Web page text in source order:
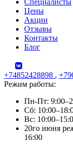
Специалисты
Цены
Акции
Отзывы
Контакты
Блог
+74852428898 ,
Режим работы:
Пн-Пт:
Сб:
Вс:
20го июня
16:00